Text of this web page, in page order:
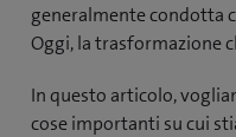
generalmente condotta
Oggi, la trasformazione
In questo articolo,
cose importanti su cui